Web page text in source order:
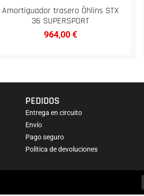
Amortiguador trasero Öhlins STX
36 SUPERSPORT
964,00€
PEDIDOS
Entrega en circuito
Envío
Pago seguro
Política de devoluciones